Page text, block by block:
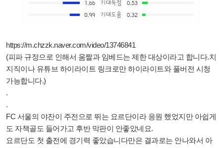
https://m.chzzk.naver.com/video/13746841
(피파 규정으로 인해서 움짤과 임베드는 제한 대상이라고 합니다.치
지직이나 유튜브 하이라이트 링크로만 하이라이트와 풀버전 시청
가능합니다.)
.
.
FC 서울의 야잔이 주전으로 뛰는 요르단이라 응원 했었지만 아쉽게
도 자책골도 들어가고 후반 막판이 안좋았네요.
요르단도 첫 출전에 경기력 좋았습니다만은 결과로는 안나와서 아